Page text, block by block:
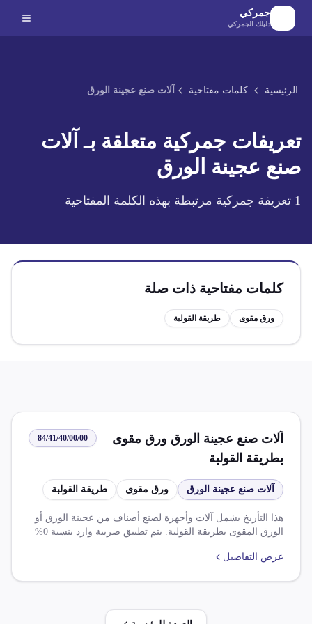
الانتقال إلى المحتوى الرئيسي
جمركي
دليلك الجمركي
الرئيسية كلمات مفتاحية آلات صنع عجينة الورق
تعريفات جمركية متعلقة بـ آلات
صنع عجينة الورق
1 تعريفة جمركية مرتبطة بهذه الكلمة المفتاحية
كلمات مفتاحية ذات صلة
ورق مقوى طريقة القولبة
آلات صنع عجينة الورق ورق مقوى
بطريقة القولبة
84/41/40/00/00
آلات صنع عجينة الورق ورق مقوى طريقة القولبة
هذا التأريخ يشمل آلات وأجهزة لصنع أصناف من عجينة الورق أو
الورق المقوى بطريقة القولبة. يتم تطبيق ضريبة وارد بنسبة 0%
الضريبة الجمركية بنسب متفاوتة. يتطلب بعض الحالات إعفاء من
عرض التفاصيل